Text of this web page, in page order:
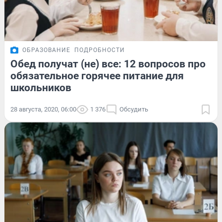
ОБРАЗОВАНИЕ ПОДРОБНОСТИ
Обед получат (не) все: 12 вопросов про
обязательное горячее питание для
школьников
28 августа, 2020, 06:00 1 376 Обсудить